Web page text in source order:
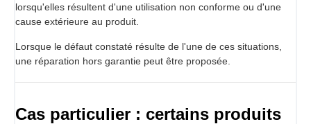
lorsqu'elles résultent d'une utilisation non conforme ou d'une
cause extérieure au produit.
Lorsque le défaut constaté résulte de l'une de ces situations,
une réparation hors garantie peut être proposée.
Cas particulier : certains produits